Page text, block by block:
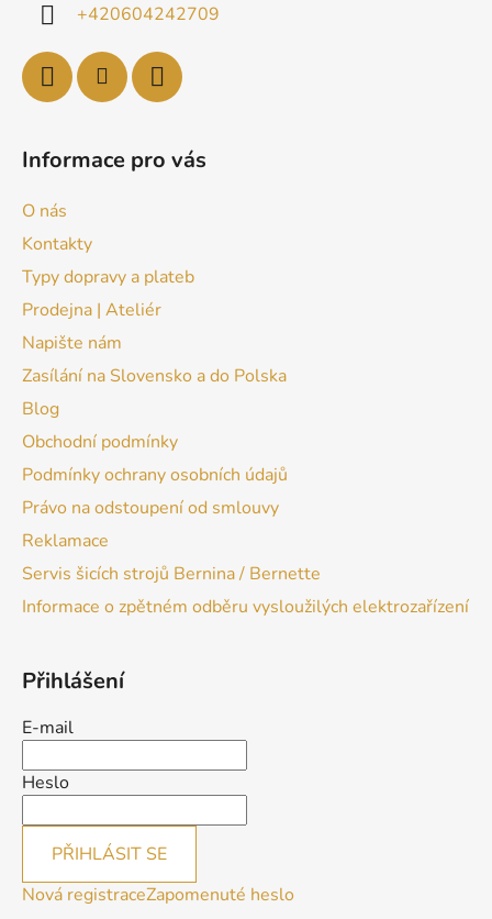
+420604242709
Informace pro vás
O nás
Kontakty
Typy dopravy a plateb
Prodejna | Ateliér
Napište nám
Zasílání na Slovensko a do Polska
Blog
Obchodní podmínky
Podmínky ochrany osobních údajů
Právo na odstoupení od smlouvy
Reklamace
Servis šicích strojů Bernina / Bernette
Informace o zpětném odběru vysloužilých elektrozařízení
Přihlášení
E-mail
Heslo
PŘIHLÁSIT SE
Nová registraceZapomenuté heslo